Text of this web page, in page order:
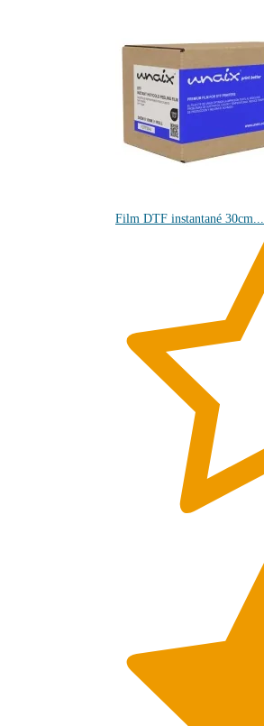
Film DTF instantané 30cm...